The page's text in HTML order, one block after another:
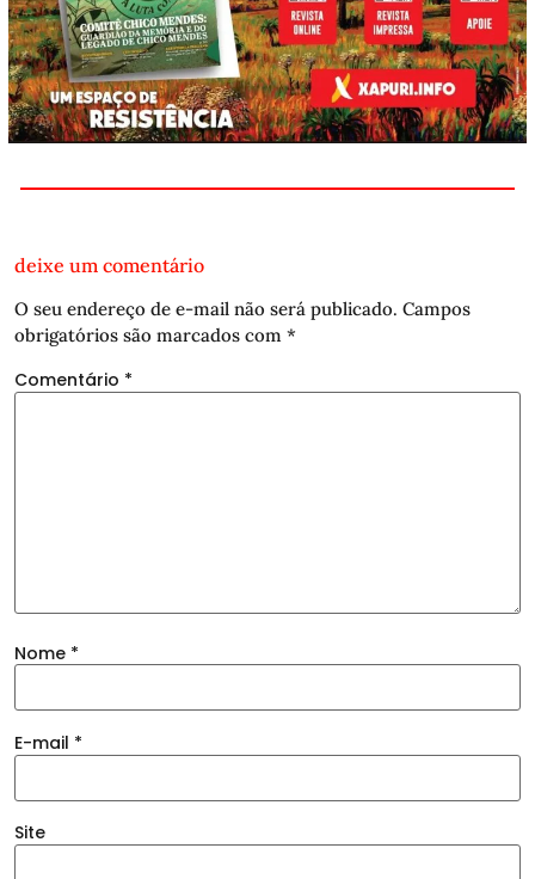
deixe um comentário
O seu endereço de e-mail não será publicado. Campos
obrigatórios são marcados com *
Comentário *
Nome *
E-mail *
Site